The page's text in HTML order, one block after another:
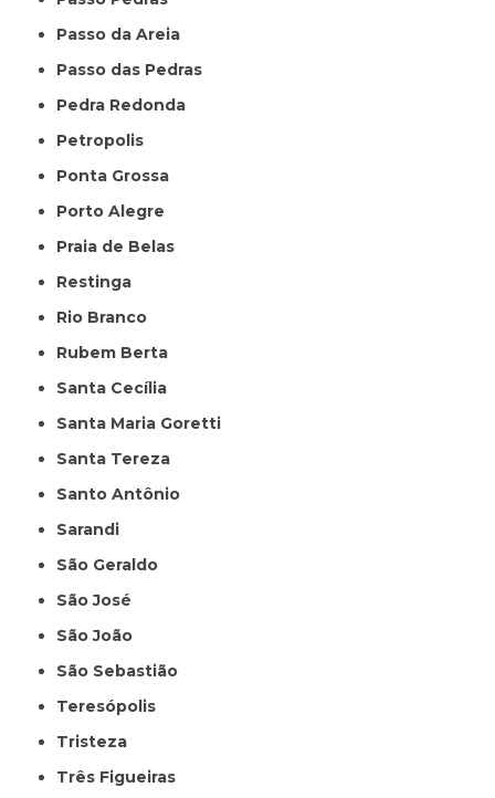
Passo da Areia
Passo das Pedras
Pedra Redonda
Petropolis
Ponta Grossa
Porto Alegre
Praia de Belas
Restinga
Rio Branco
Rubem Berta
Santa Cecília
Santa Maria Goretti
Santa Tereza
Santo Antônio
Sarandi
São Geraldo
São José
São João
São Sebastião
Teresópolis
Tristeza
Três Figueiras